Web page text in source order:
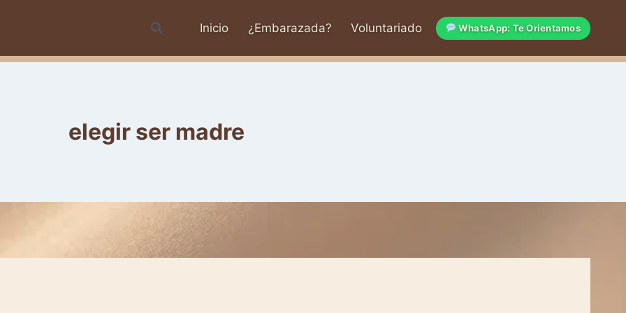
Inicio ¿Embarazada? Voluntariado WhatsApp: Te Orientamos
elegir ser madre